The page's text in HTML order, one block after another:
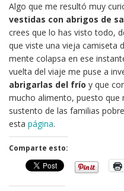
Algo que me resultó muy
vestidas con abrigos de
crees que lo has visto todo,
que viste una vieja camiseta
mente colapsa en ese
vuelta del viaje me puse a
abrigarlas del frío y que
mucho alimento, puesto que
sustento de las familias
esta página.
Comparte esto: